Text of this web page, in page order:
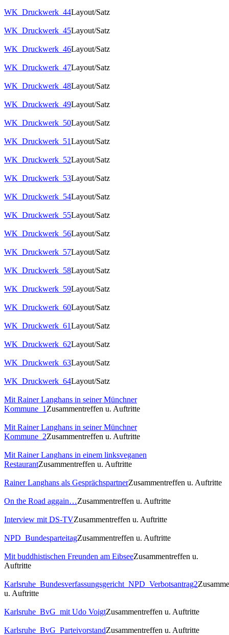
WK_Druckwerk_44Layout/Satz
WK_Druckwerk_45Layout/Satz
WK_Druckwerk_46Layout/Satz
WK_Druckwerk_47Layout/Satz
WK_Druckwerk_48Layout/Satz
WK_Druckwerk_49Layout/Satz
WK_Druckwerk_50Layout/Satz
WK_Druckwerk_51Layout/Satz
WK_Druckwerk_52Layout/Satz
WK_Druckwerk_53Layout/Satz
WK_Druckwerk_54Layout/Satz
WK_Druckwerk_55Layout/Satz
WK_Druckwerk_56Layout/Satz
WK_Druckwerk_57Layout/Satz
WK_Druckwerk_58Layout/Satz
WK_Druckwerk_59Layout/Satz
WK_Druckwerk_60Layout/Satz
WK_Druckwerk_61Layout/Satz
WK_Druckwerk_62Layout/Satz
WK_Druckwerk_63Layout/Satz
WK_Druckwerk_64Layout/Satz
Mit Rainer Langhans in seiner Münchner
Kommune_1 Zusammentreffen u. Auftritte
Mit Rainer Langhans in seiner Münchner
Kommune_2Zusammentreffen u. Auftritte
Mit Rainer Langhans in einem linksveganen
RestaurantZusammentreffen u. Auftritte
Rainer Langhans als GesprächspartnerZusammentreffen u. Auftritte
On the Road aggain…Zusammentreffen u. Auftritte
Interview mit DS-TVZusammentreffen u. Auftritte
NPD_BundesparteitagZusammentreffen u. Auftritte
Mit buddhistischen Freunden am EibseeZusammentreffen u.
Auftritte
Karlsruhe_Bundesverfassungsgericht_NPD_Verbotsantrag2
u. Auftritte
Karlsruhe_BvG_mit Udo VoigtZusammentreffen u. Auftritte
Karlsruhe_BvG_ParteivorstandZusammentreffen u. Auftritte